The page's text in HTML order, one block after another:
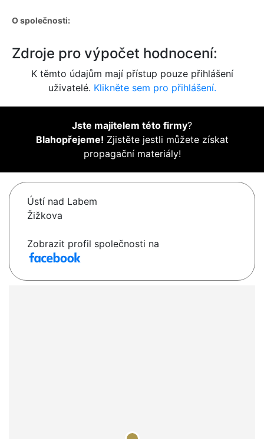
O společnosti:
Zdroje pro výpočet hodnocení:
K těmto údajům mají přístup pouze přihlášení
uživatelé. Klikněte sem pro přihlášení.
Jste majitelem této firmy?
Blahopřejeme! Zjistěte jestli můžete získat
propagační materiály!
Ústí nad Labem
Žižkova
Zobrazit profil společnosti na